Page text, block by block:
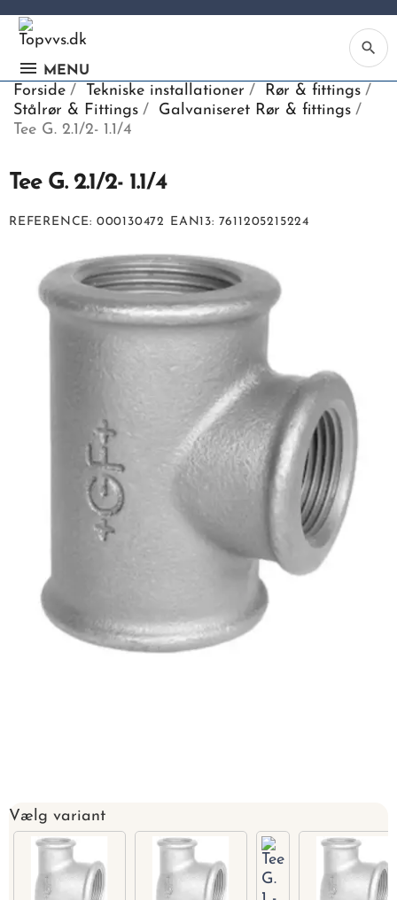
MENU
search
Forside Tekniske installationer
Rør & fittings
Stålrør & Fittings
Galvaniseret Rør & fittings
Tee G. 2.1/2- 1.1/4
Tee G. 2.1/2- 1.1/4
REFERENCE 000130472 EAN13 7611205215224
Vælg variant